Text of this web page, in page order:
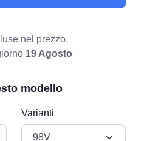
nel prezzo.
19 Agosto
modello
Varianti